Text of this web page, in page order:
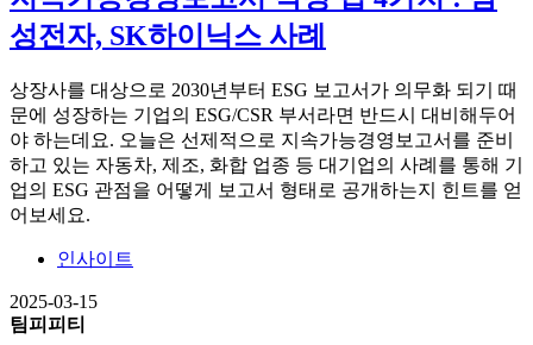
성전자, SK하이닉스 사례
상장사를 대상으로 2030년부터 ESG 보고서가 의무화 되기 때
문에 성장하는 기업의 ESG/CSR 부서라면 반드시 대비해두어
야 하는데요. 오늘은 선제적으로 지속가능경영보고서를 준비
하고 있는 자동차, 제조, 화합 업종 등 대기업의 사례를 통해 기
업의 ESG 관점을 어떻게 보고서 형태로 공개하는지 힌트를 얻
어보세요.
인사이트
2025-03-15
팀피피티